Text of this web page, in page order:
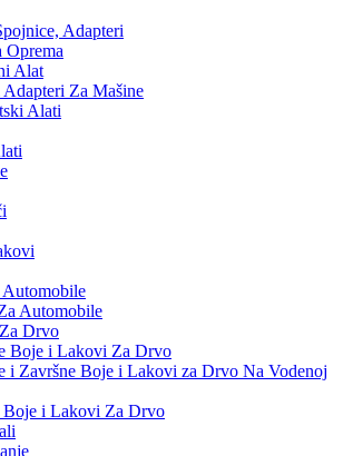
Adapteri
Oprema
Alat
Za Mašine
Alati
Automobile
Drvo
Boje i Lakovi Za Drvo
i Završne Boje i Lakovi za Drvo Na Vodenoj
Boje i Lakovi Za Drvo